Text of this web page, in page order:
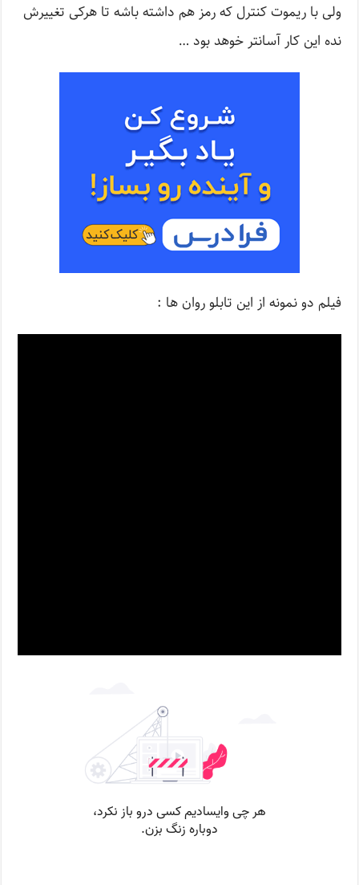
ولی با ریموت کنترل که رمز هم داشته باشه تا هرکی تغییرش
نده این کار آسانتر خوهد بود …
فیلم دو نمونه از این تابلو روان ها :